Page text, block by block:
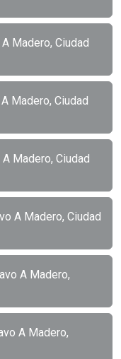
Madero, Ciudad
Madero, Ciudad
Madero, Ciudad
A Madero, Ciudad
A Madero,
A Madero,